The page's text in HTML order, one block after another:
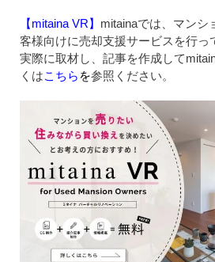
【mitaina VR】 mitainaでは、マンシ
客様向けに売却支援サービスを行っ
実際に取材し、記事を作成して
くはこちら を参照ください。